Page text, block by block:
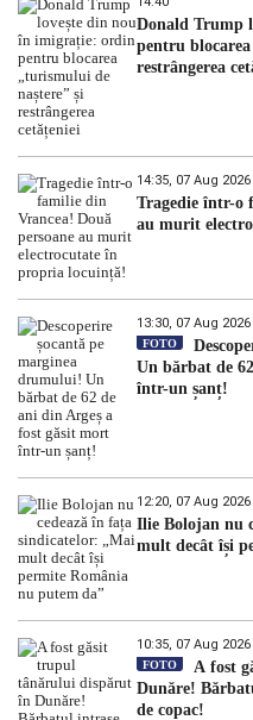
Donald Trump
pentru
restrângerea
14:35, 07 Aug 2026
Tragedie într-o
au murit
13:30, 07 Aug 2026
FOTO
Un bărbat de
într-un șanț!
12:20, 07 Aug 2026
Ilie Bolojan nu
mult decât își
10:35, 07 Aug 2026
FOTO
A fost
Dunăre!
de copac!